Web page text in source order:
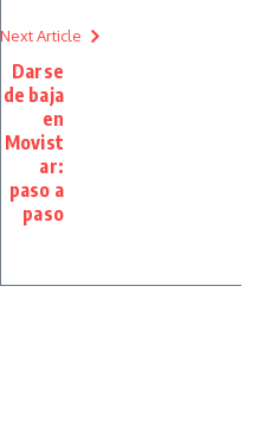
Next Article
Darse
de baja
en
Movist
ar:
paso a
paso